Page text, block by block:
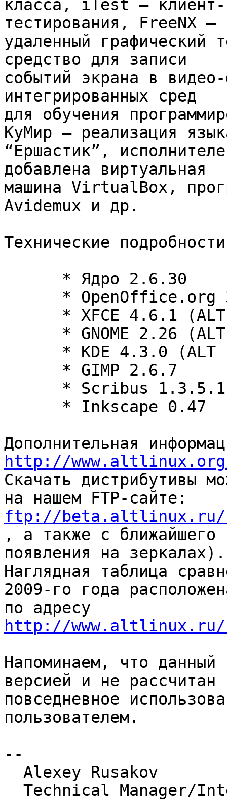
класса, iTest – клиент-
тестирования, FreeNX –
удаленный графический
средство для записи
событий экрана в
интегрированных сред
для обучения
КуМир – реализация
“Ершастик”,
добавлена виртуальная
машина VirtualBox,
Avidemux и др.
Технические
http://
Скачать дистрибутивы
ftp://beta.altlinux.ru/
, а также с
появления на зеркалах).
Наглядная таблица
2009-го года
http://www.altlinux.ru/
Напоминаем, что данный
версией и не рассчитан
повседневное
пользователем.
--